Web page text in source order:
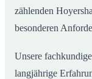
zählenden
besonderen
Unsere
langjährige